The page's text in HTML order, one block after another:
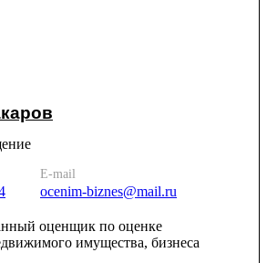
E-mail
ocenim-biznes@mail.ru
оценщик по оценке
имущества, бизнеса